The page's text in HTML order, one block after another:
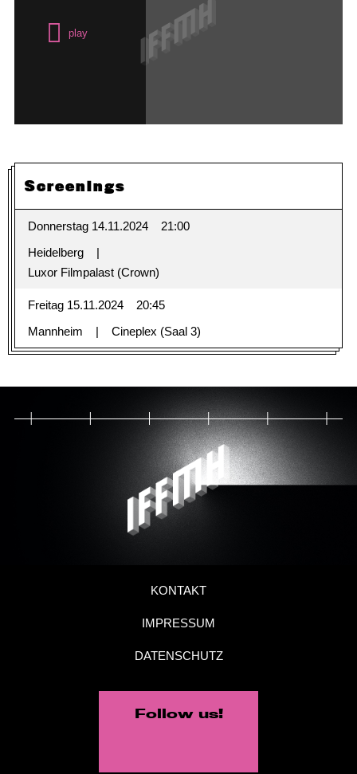
Screenings
Donnerstag 14.11.2024
21:00
Heidelberg
Luxor Filmpalast (Crown)
Freitag 15.11.2024
20:45
Mannheim
Cineplex (Saal 3)
KONTAKT
IMPRESSUM
DATENSCHUTZ
Follow us!